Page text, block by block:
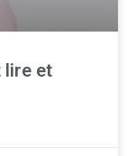
lire et